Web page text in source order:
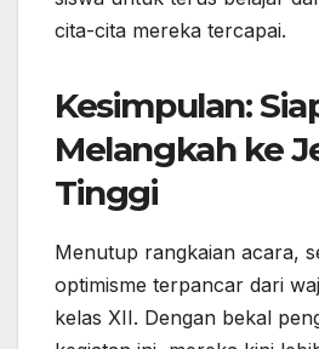
cita-cita mereka tercapai.
Kesimpulan:
Melangkah ke
Tinggi
Menutup rangkaian acara,
optimisme terpancar dari
kelas XII. Dengan bekal